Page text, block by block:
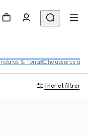
& Tongs Chaussures à
Trier et filtrer